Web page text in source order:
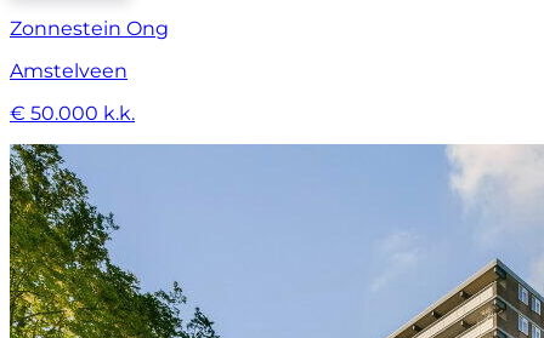
Zonnestein Ong
Amstelveen
€ 50.000 k.k.